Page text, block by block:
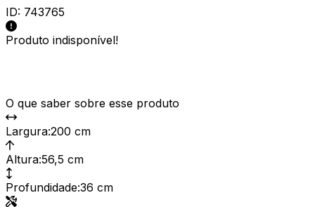
ID: 743765
Produto indisponível!
O que saber sobre esse produto
Largura:200 cm
Altura:56,5 cm
Profundidade:36 cm